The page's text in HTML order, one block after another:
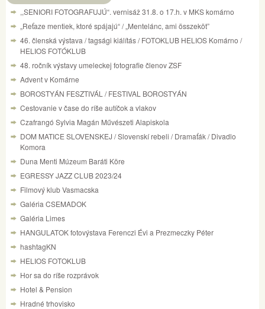
,,SENIORI FOTOGRAFUJÚ“. vernisáž 31.8. o 17.h. v MKS komárno
„Reťaze mentiek, ktoré spájajú“ / „Mentelánc, ami összeköt”
46. členská výstava / tagsági kiálítás / FOTOKLUB HELIOS Komárno /
HELIOS FOTÓKLUB
48. ročník výstavy umeleckej fotografie členov ZSF
Advent v Komárne
BOROSTYÁN FESZTIVÁL / FESTIVAL BOROSTYÁN
Cestovanie v čase do ríše autíčok a vlakov
Czafrangó Sylvia Magán Művészeti Alapiskola
DOM MATICE SLOVENSKEJ / Slovenskí rebeli / Dramaťák / Divadlo
Komora
Duna Menti Múzeum Baráti Köre
EGRESSY JAZZ CLUB 2023/24
Filmový klub Vasmacska
Galéria CSEMADOK
Galéria Limes
HANGULATOK fotovýstava Ferenczi Évi a Prezmeczky Péter
hashtagKN
HELIOS FOTOKLUB
Hor sa do ríše rozprávok
Hotel & Pension
Hradné trhovisko